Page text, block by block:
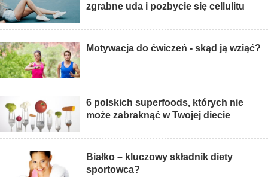
zgrabne uda i pozbycie się cellulitu
Motywacja do ćwiczeń - skąd ją wziąć?
6 polskich superfoods, których nie
może zabraknąć w Twojej diecie
Białko – kluczowy składnik diety
sportowca?